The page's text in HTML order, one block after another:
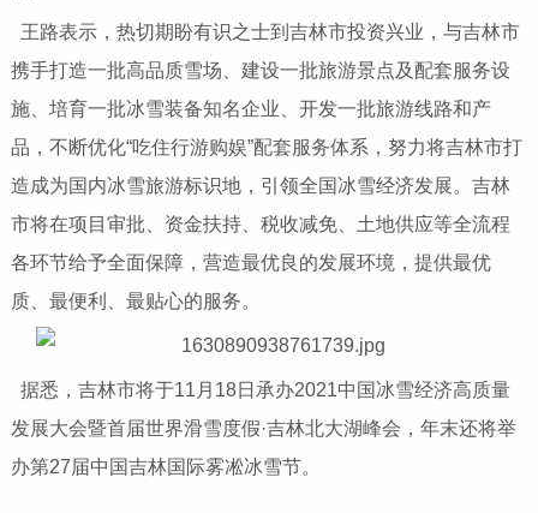
王路表示，热切期盼有识之士到吉林市投资兴业，与吉林市
携手打造一批高品质雪场、建设一批旅游景点及配套服务设
施、培育一批冰雪装备知名企业、开发一批旅游线路和产
品，不断优化“吃住行游购娱”配套服务体系，努力将吉林市打
造成为国内冰雪旅游标识地，引领全国冰雪经济发展。吉林
市将在项目审批、资金扶持、税收减免、土地供应等全流程
各环节给予全面保障，营造最优良的发展环境，提供最优
质、最便利、最贴心的服务。
据悉，吉林市将于11月18日承办2021中国冰雪经济高质量
发展大会暨首届世界滑雪度假·吉林北大湖峰会，年末还将举
办第27届中国吉林国际雾凇冰雪节。